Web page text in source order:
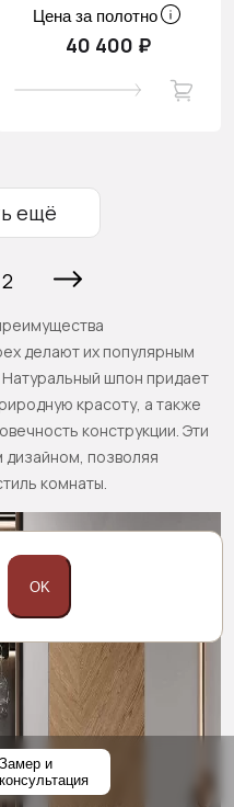
Цена за полотно
40 400 ₽
ещё
2
делают их популярным
шпон придает
красоту, а также
конструкции. Эти
позволяя
комнаты.
Замер и
консультация
OK